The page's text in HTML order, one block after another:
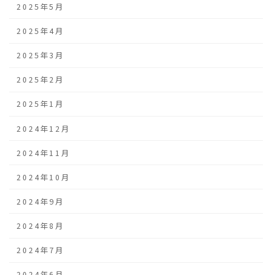
2025年5月
2025年4月
2025年3月
2025年2月
2025年1月
2024年12月
2024年11月
2024年10月
2024年9月
2024年8月
2024年7月